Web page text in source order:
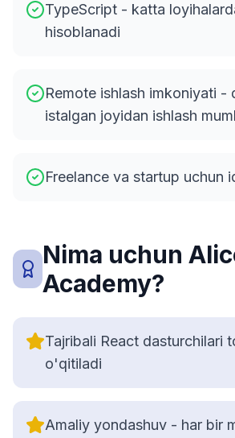
TypeScript - katta
hisoblanadi
Remote ishlash imkoniyati -
istalgan joyidan ishlash
Freelance va startup uchun
Nima uchun
Academy?
Tajribali React dasturchilari
o'qitiladi
Amaliy yondashuv - har bir